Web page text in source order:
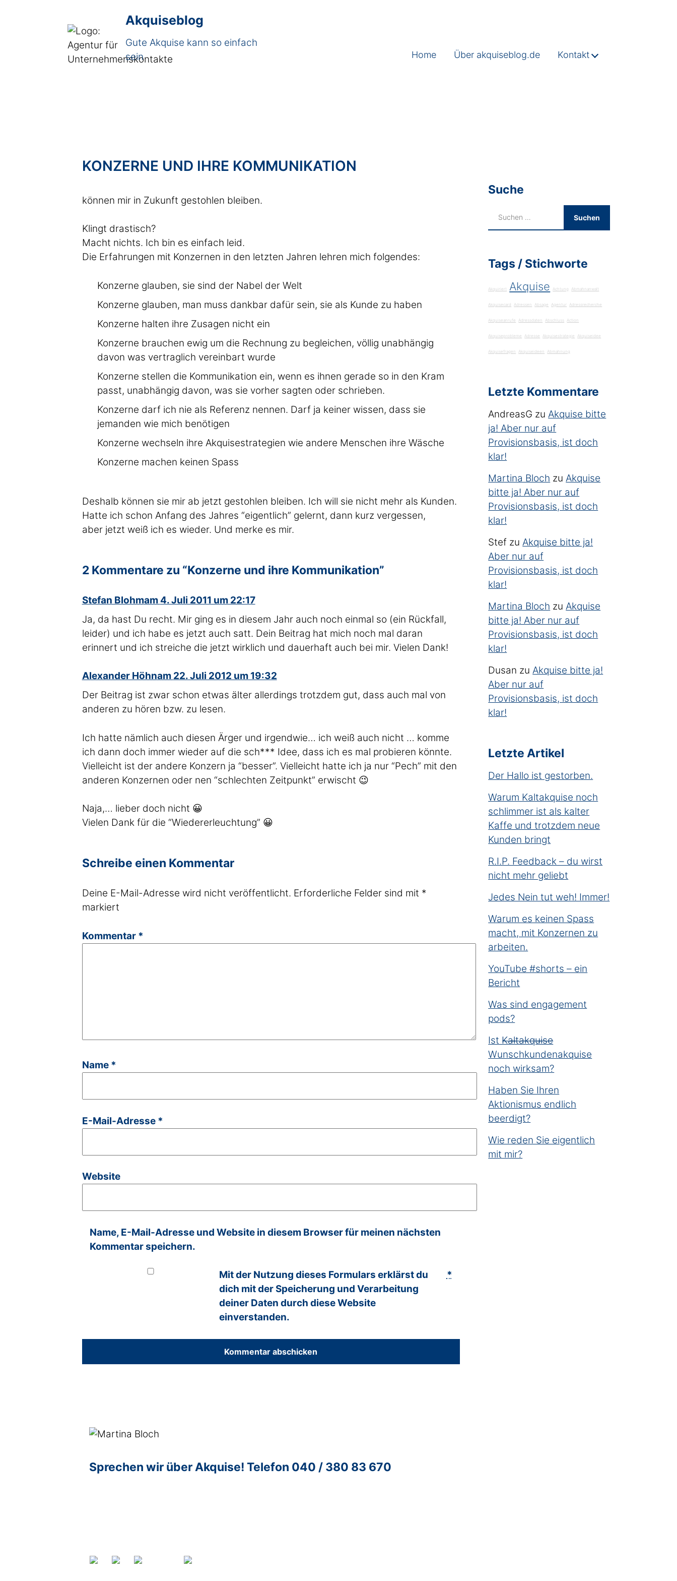
Akquiseblog
Gute Akquise kann so einfach
sein
Home Über akquiseblog.de Kontakt
KONZERNE UND IHRE KOMMUNIKATION
können mir in Zukunft gestohlen bleiben.
Klingt drastisch?
Macht nichts. Ich bin es einfach leid.
Die Erfahrungen mit Konzernen in den letzten Jahren lehren mich folgendes:
Konzerne glauben, sie sind der Nabel der Welt
Konzerne glauben, man muss dankbar dafür sein, sie als Kunde zu haben
Konzerne halten ihre Zusagen nicht ein
Konzerne brauchen ewig um die Rechnung zu begleichen, völlig unabhängig
davon was vertraglich vereinbart wurde
Konzerne stellen die Kommunikation ein, wenn es ihnen gerade so in den Kram
passt, unabhängig davon, was sie vorher sagten oder schrieben.
Konzerne darf ich nie als Referenz nennen. Darf ja keiner wissen, dass sie
jemanden wie mich benötigen
Konzerne wechseln ihre Akquisestrategien wie andere Menschen ihre Wäsche
Konzerne machen keinen Spass
Deshalb können sie mir ab jetzt gestohlen bleiben. Ich will sie nicht mehr als Kunden.
Hatte ich schon Anfang des Jahres “eigentlich” gelernt, dann kurz vergessen,
aber jetzt weiß ich es wieder. Und merke es mir.
2 Kommentare zu “Konzerne und ihre Kommunikation”
Stefan Blohmsagte
am 4. Juli 2011 um 22:17
Ja, da hast Du recht. Mir ging es in diesem Jahr auch noch einmal so (ein Rückfall,
leider) und ich habe es jetzt auch satt. Dein Beitrag hat mich noch mal daran
erinnert und ich streiche die jetzt wirklich und dauerhaft auch bei mir. Vielen Dank!
Alexander Höhnsagte
am 22. Juli 2012 um 19:32
Der Beitrag ist zwar schon etwas älter allerdings trotzdem gut, dass auch mal von
anderen zu hören bzw. zu lesen.
Ich hatte nämlich auch diesen Ärger und irgendwie… ich weiß auch nicht … komme
ich dann doch immer wieder auf die sch*** Idee, dass ich es mal probieren könnte.
Vielleicht ist der andere Konzern ja “besser”. Vielleicht hatte ich ja nur “Pech” mit den
anderen Konzernen oder nen “schlechten Zeitpunkt” erwischt 😉
Naja,… lieber doch nicht 😀
Vielen Dank für die “Wiedererleuchtung” 😀
Schreibe einen Kommentar
Deine E-Mail-Adresse wird nicht veröffentlicht. Erforderliche Felder sind mit *
markiert
Kommentar *
Name *
E-Mail-Adresse *
Website
Name, E-Mail-Adresse und Website in diesem Browser für meinen nächsten
Kommentar speichern.
Mit der Nutzung dieses Formulars erklärst du
dich mit der Speicherung und Verarbeitung
deiner Daten durch diese Website
einverstanden.
*
Suche
Tags / Stichworte
Akquiriert Akquise Achtung Abmahnanwalt
Akquisecard Adressen Absage Agentur Adressrecherche
Akquiseanrufe Adressdaten Abschluss Action
Akquiseprobleme Adresse Akquisestrategie Akquiseidee
Akquisefragen Akquiseideen Abmahnung
Letzte Kommentare
AndreasG zu Akquise bitte
ja! Aber nur auf
Provisionsbasis, ist doch
klar!
Martina Bloch zu Akquise
bitte ja! Aber nur auf
Provisionsbasis, ist doch
klar!
Stef zu Akquise bitte ja!
Aber nur auf
Provisionsbasis, ist doch
klar!
Martina Bloch zu Akquise
bitte ja! Aber nur auf
Provisionsbasis, ist doch
klar!
Dusan zu Akquise bitte ja!
Aber nur auf
Provisionsbasis, ist doch
klar!
Letzte Artikel
Der Hallo ist gestorben.
Warum Kaltakquise noch
schlimmer ist als kalter
Kaffe und trotzdem neue
Kunden bringt
R.I.P. Feedback – du wirst
nicht mehr geliebt
Jedes Nein tut weh! Immer!
Warum es keinen Spass
macht, mit Konzernen zu
arbeiten.
YouTube #shorts – ein
Bericht
Was sind engagement
pods?
Ist K̶a̶l̶t̶a̶k̶q̶u̶i̶s̶e̶
Wunschkundenakquise
noch wirksam?
Haben Sie Ihren
Aktionismus endlich
beerdigt?
Wie reden Sie eigentlich
mit mir?
Sprechen wir über Akquise! Telefon 040 / 380 83 670